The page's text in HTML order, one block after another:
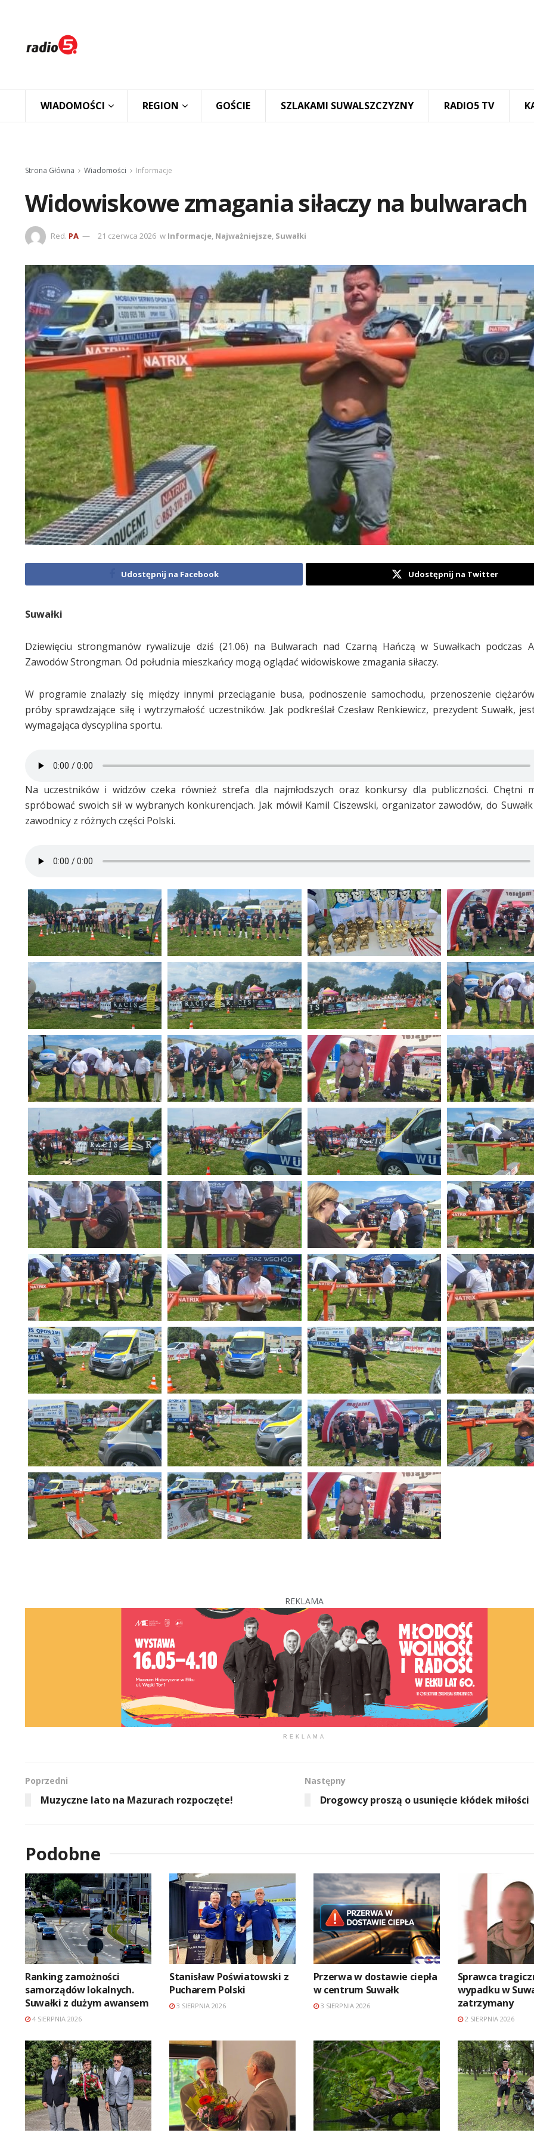
WIADOMOŚCI REGION GOŚCIE SZLAKAMI SUWALSZCZYZNY RADIO5 TV
Strona Główna Wiadomości Informacje
Widowiskowe zmagania siłaczy na bulwarach
Red. PA 21 czerwca 2026 w Informacje, Najważniejsze, Suwałki
Udostępnij na Facebook Udostępnij na Twitter
Suwałki
Dziewięciu strongmanów rywalizuje dziś (21.06) na Bulwarach nad Czarną Hańczą w Suwałkach podczas
Zawodów Strongman. Od południa mieszkańcy mogą oglądać widowiskowe zmagania siłaczy.
W programie znalazły się między innymi przeciąganie busa, podnoszenie samochodu, przenoszenie
próby sprawdzające siłę i wytrzymałość uczestników. Jak podkreślał Czesław Renkiewicz, prezydent Suwałk,
wymagająca dyscyplina sportu.
Na uczestników i widzów czeka również strefa dla najmłodszych oraz konkursy dla publiczności. Chętni
spróbować swoich sił w wybranych konkurencjach. Jak mówił Kamil Ciszewski, organizator zawodów, do
zawodnicy z różnych części Polski.
REKLAMA
REKLAMA
Poprzedni
Muzyczne lato na Mazurach rozpoczęte!
Następny
Drogowcy proszą o usunięcie kłódek miłości
Podobne
Ranking zamożności
samorządów lokalnych.
Suwałki z dużym awansem
4 SIERPNIA 2026
Stanisław Poświatowski z
Pucharem Polski
3 SIERPNIA 2026
Przerwa w dostawie ciepła
w centrum Suwałk
3 SIERPNIA 2026
Sprawca
wypadku w
zatrzymany
2 SIERPNIA 2026